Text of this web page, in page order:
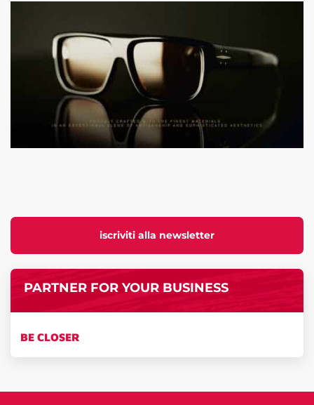
iscriviti alla newsletter
PARTNER FOR YOUR BUSINESS
BE CLOSER